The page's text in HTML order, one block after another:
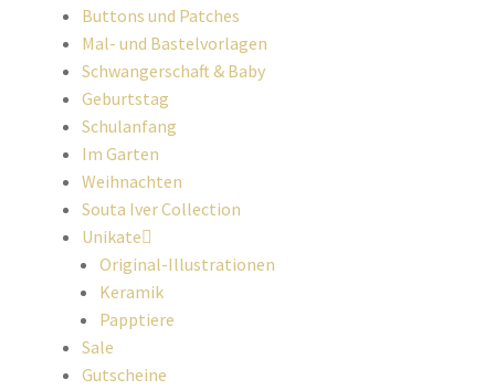
Buttons und Patches
Mal- und Bastelvorlagen
Schwangerschaft & Baby
Geburtstag
Schulanfang
Im Garten
Weihnachten
Souta Iver Collection
Unikate
Original-Illustrationen
Keramik
Papptiere
Sale
Gutscheine